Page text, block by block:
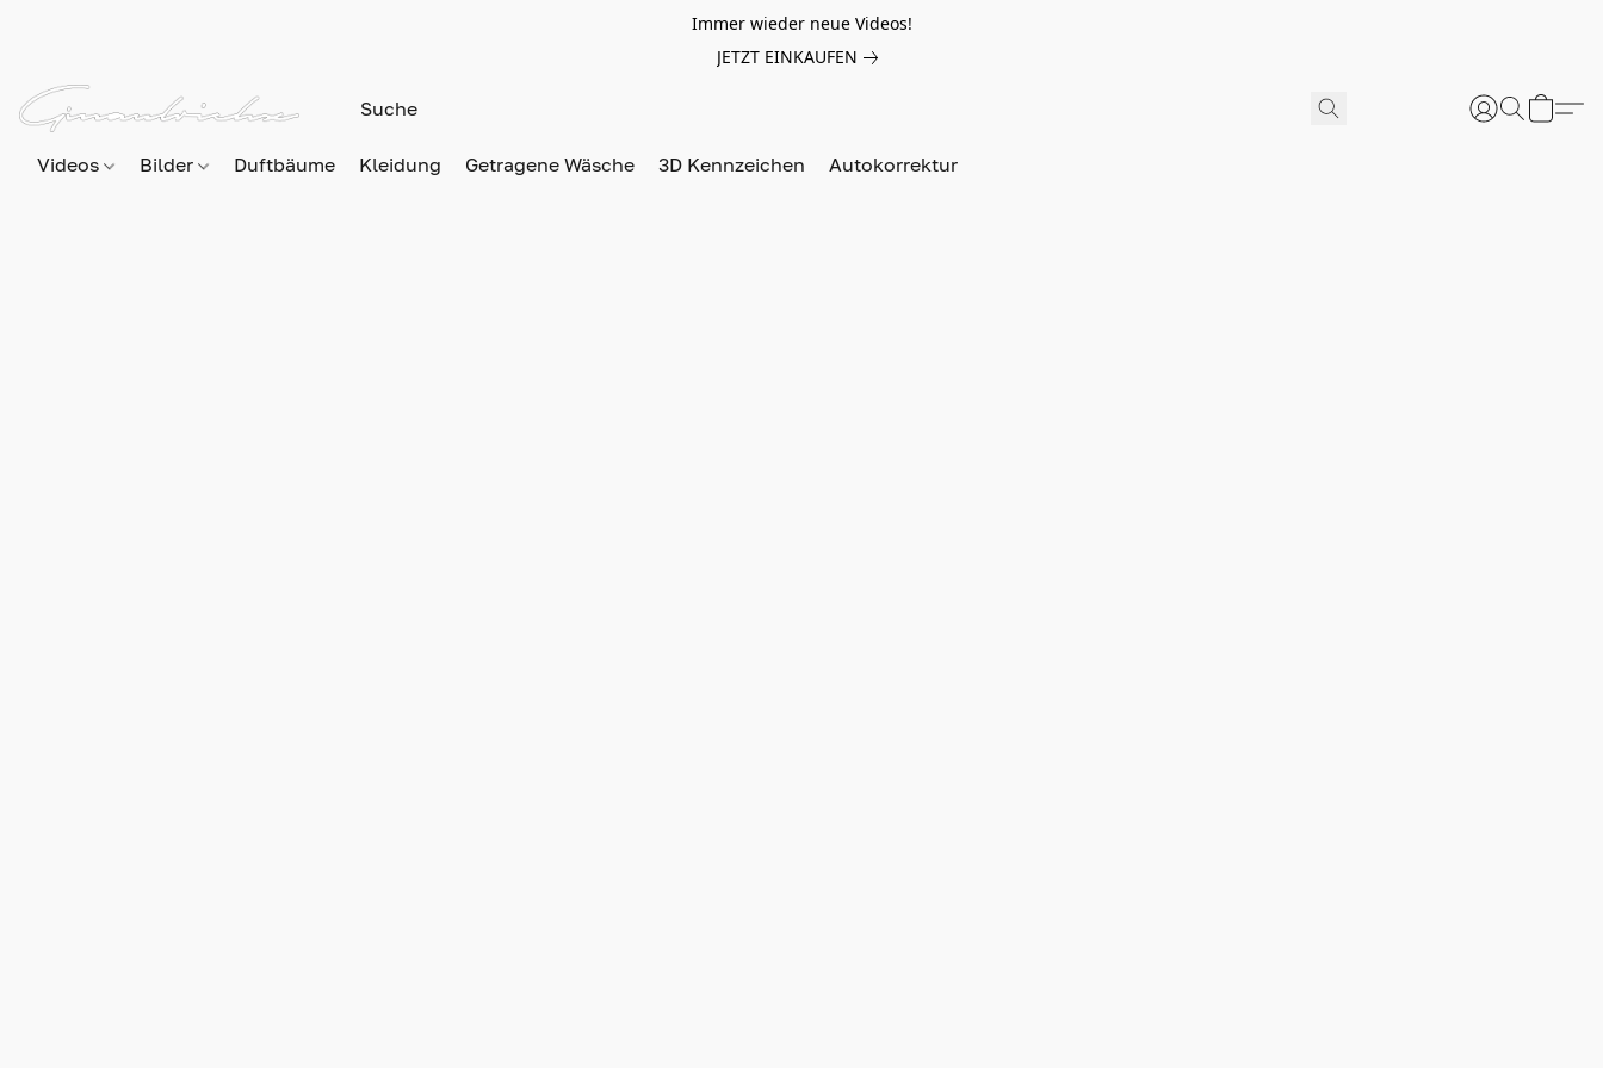
Immer wieder neue Videos!
JETZT EINKAUFEN
Videos Bilder Duftbäume Kleidung Getragene Wäsche 3D Kennzeichen Autokorrektur